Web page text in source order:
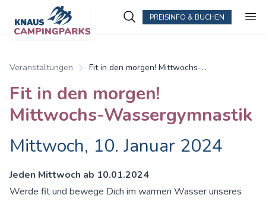
PREISINFO & BUCHEN
Veranstaltungen
Fit in den morgen! Mittwochs-
Fit in den morgen!
Mittwochs-Wassergymnastik
Mittwoch, 10. Januar 2024
Jeden Mittwoch ab 10.01.2024
Werde fit und bewege Dich im warmen Wasser unseres